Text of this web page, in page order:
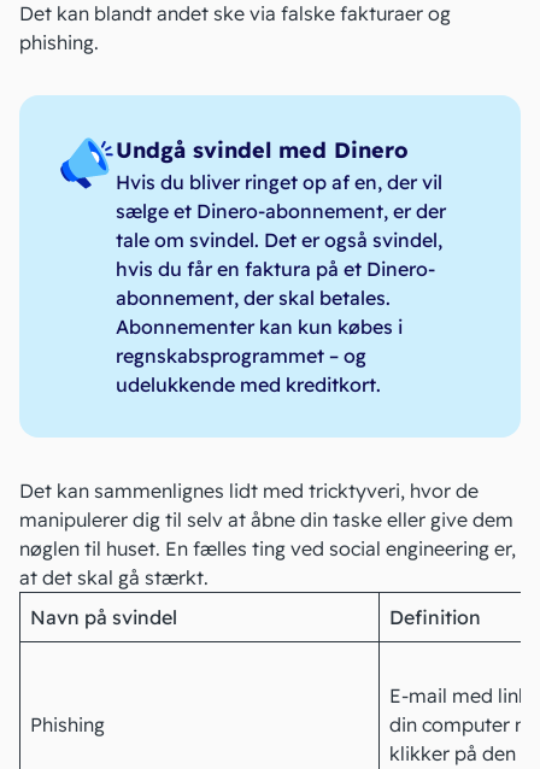
Det kan blandt andet ske via falske fakturaer og
phishing.
Undgå svindel med Dinero
Hvis du bliver ringet op af en, der vil
sælge et Dinero-abonnement, er der
tale om svindel. Det er også svindel,
hvis du får en faktura på et Dinero-
abonnement, der skal betales.
Abonnementer kan kun købes i
regnskabsprogrammet – og
udelukkende med kreditkort.
Det kan sammenlignes lidt med tricktyveri, hvor de
manipulerer dig til selv at åbne din taske eller give dem
nøglen til huset. En fælles ting ved social engineering er,
at det skal gå stærkt.
Navn på svindel
Definition
Phishing
E-mail med link
din computer
klikker på den